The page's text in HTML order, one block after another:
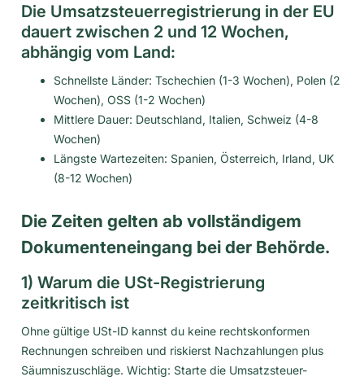
Die Umsatzsteuerregistrierung in der EU
dauert zwischen 2 und 12 Wochen,
abhängig vom Land:
Schnellste Länder: Tschechien (1-3 Wochen), Polen (2
Wochen), OSS (1-2 Wochen)
Mittlere Dauer: Deutschland, Italien, Schweiz (4-8
Wochen)
Längste Wartezeiten: Spanien, Österreich, Irland, UK
(8-12 Wochen)
Die Zeiten gelten ab vollständigem
Dokumenteneingang bei der Behörde.
1) Warum die USt-Registrierung
zeitkritisch ist
Ohne gültige USt-ID kannst du keine rechtskonformen
Rechnungen schreiben und riskierst Nachzahlungen plus
Säumniszuschläge. Wichtig: Starte die Umsatzsteuer-